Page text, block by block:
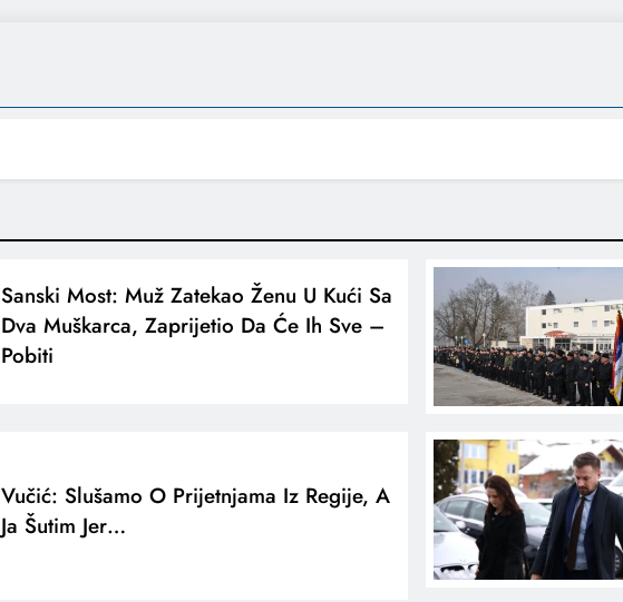
Sanski Most: Muž Zatekao Ženu U Kući Sa
Dva Muškarca, Zaprijetio Da Će Ih Sve –
Pobiti
Vučić: Slušamo O Prijetnjama Iz Regije, A
Ja Šutim Jer…